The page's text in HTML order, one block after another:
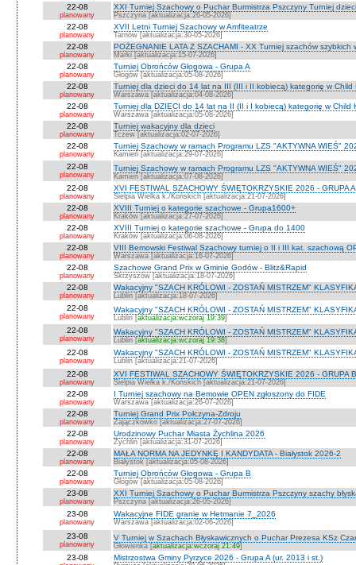
22-08
planowany
XXI Turniej Szachowy o Puchar Burmistrza Pszczyny Turniej
Pszczyna [aktualizacja:26-05-2026]
22-08
planowany
XVII Letni Turniej Szachowy w Amfiteatrze
Tarnów [aktualizacja:30-05-2026]
22-08
planowany
POŻEGNANIE LATA Z SZACHAMI - XX Turniej szachów szybkich
Marki [aktualizacja:15-07-2026]
22-08
planowany
Turniej Obrońców Głogowa - Grupa A
Głogów [aktualizacja:05-08-2026]
22-08
planowany
Turniej dla dzieci do 14 lat na III (III i II kobiecą) kategorię w Child
Warszawa [aktualizacja:04-08-2026]
22-08
planowany
Turniej dla DZIECI do 14 lat na II (II i I kobiecą) kategorię w Child
Warszawa [aktualizacja:05-08-2026]
22-08
planowany
Turniej wakacyjny dla dzieci
Tczew [aktualizacja:02-07-2026]
22-08
planowany
Turniej Szachowy w ramach Programu LZS "AKTYWNA WIEŚ"
Kamień [aktualizacja:29-07-2026]
22-08
planowany
Turniej Szachowy w ramach Programu LZS "AKTYWNA WIEŚ"
Kamień [aktualizacja:07-08-2026]
22-08
planowany
XVI FESTIWAL SZACHOWY ŚWIĘTOKRZYSKIE 2026 - GRUPA
Sielpia Wielka k./Końskich [aktualizacja:21-07-2026]
22-08
planowany
XVIII Turniej o kategorie szachowe - Grupa1600+
Kraków [aktualizacja:27-07-2026]
22-08
planowany
XVIII Turniej o kategorie szachowe - Grupa do 1400
Kraków [aktualizacja:06-08-2026]
22-08
planowany
VIII Bemowski Festiwal Szachowy turniej o II i III kat. szachową
Warszawa [aktualizacja:16-07-2026]
22-08
planowany
Szachowe Grand Prix w Gminie Godów - Blitz&Rapid
Skrzyszów [aktualizacja:18-07-2026]
22-08
planowany
Wakacyjny "SZACH KRÓLOWI - ZOSTAŃ MISTRZEM"
Lublin [aktualizacja:18-07-2026]
22-08
planowany
Wakacyjny "SZACH KRÓLOWI - ZOSTAŃ MISTRZEM"
Lublin [aktualizacja:wczoraj 19:39]
22-08
planowany
Wakacyjny "SZACH KRÓLOWI - ZOSTAŃ MISTRZEM"
Lublin [aktualizacja:wczoraj 19:38]
22-08
planowany
Wakacyjny "SZACH KRÓLOWI - ZOSTAŃ MISTRZEM"
Lublin [aktualizacja:21-07-2026]
22-08
planowany
XVI FESTIWAL SZACHOWY ŚWIĘTOKRZYSKIE 2026 - GRUPA B
Sielpia Wielka k./Końskich [aktualizacja:21-07-2026]
22-08
planowany
I Turniej szachowy na Bemowie OPEN zgłoszony do FIDE
Warszawa [aktualizacja:26-07-2026]
22-08
planowany
Turniej Grand Prix Połczyna-Zdroju
Zajączkówko [aktualizacja:27-07-2026]
22-08
planowany
Urodzinowy Puchar Miasta Żychlina 2026
Żychlin [aktualizacja:31-07-2026]
22-08
planowany
MAŁA NORMA NA JEDYNKĘ I KANDYDATA - Białystok 2026-2
Białystok [aktualizacja:05-08-2026]
22-08
planowany
Turniej Obrońców Głogowa - Grupa B
Głogów [aktualizacja:05-08-2026]
23-08
planowany
XXI Turniej Szachowy o Puchar Burmistrza Pszczyny szachy
Pszczyna [aktualizacja:26-05-2026]
23-08
planowany
Wakacyjne FIDE granie w Hetmanie 7_2026
Warszawa [aktualizacja:02-06-2026]
23-08
planowany
V Turniej w Szachach Błyskawicznych o Puchar Prezesa KSz
Głowienka [aktualizacja:wczoraj 21:49]
23-08 Mistrzostwa Gminy Pyrzyce 2026 - Grupa A (ur. 2013 i st.)